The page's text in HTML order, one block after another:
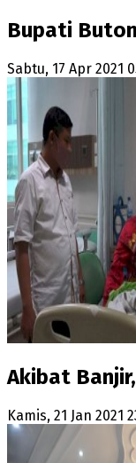
Bupati
Sabtu, 17 Apr 2021
Akibat
Kamis, 21 Jan 2021